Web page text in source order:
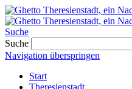
Suche
Suche
Navigation überspringen
Start
Theresienstadt